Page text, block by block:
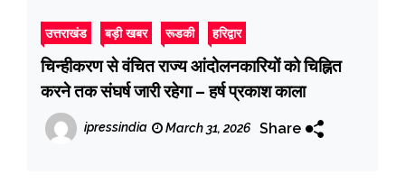
उत्तराखंड बड़ी खबर रूडकी हरिद्वार
चिन्हीकरण से वंचित राज्य आंदोलनकारियों को चिह्नित
करने तक संघर्ष जारी रहेगा – हर्ष प्रकाश काला
ipressindia March 31, 2026 Share